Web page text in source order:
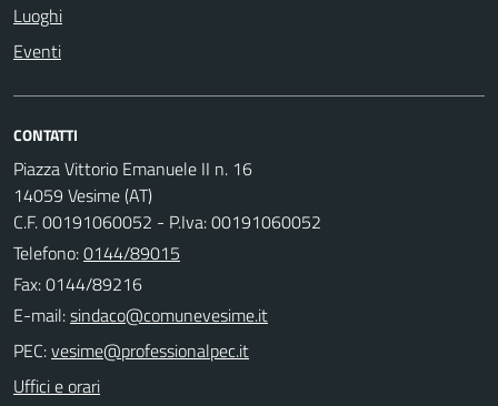
Luoghi
Eventi
CONTATTI
Piazza Vittorio Emanuele II n. 16
14059 Vesime (AT)
C.F. 00191060052 - P.Iva: 00191060052
Telefono:0144/89015
Fax: 0144/89216
E-mail:
PEC:
Uffici e orari